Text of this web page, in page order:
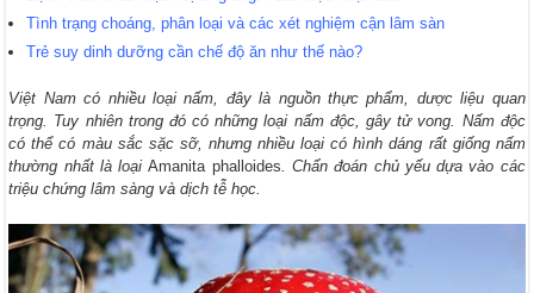
Tình trạng choáng, phân loại và các xét nghiệm cận lâm sàn
Trẻ suy dinh dưỡng cần chế độ ăn như thế nào?
Việt Nam có nhiều loại nấm, đây là nguồn thực phẩm, dược liệu quan
trọng. Tuy nhiên trong đó có những loại nấm độc, gây tử vong. Nấm độc
có thể có màu sắc sặc sỡ, nhưng nhiều loại có hình dáng rất giống nấm
thường nhất là loạiAmanita phalloides . Chẩn đoán chủ yếu dựa vào các
triệu chứng lâm sàng và dịch tễ học.